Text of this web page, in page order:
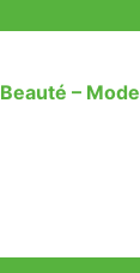
Beauté – Mode